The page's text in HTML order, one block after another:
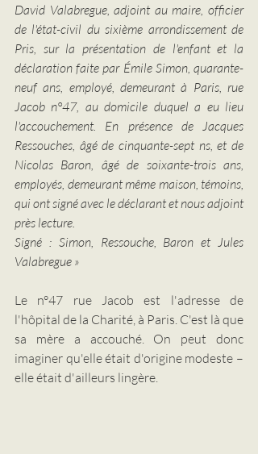
David Valabregue, adjoint au maire, officier
de l'état-civil du sixième arrondissement de
Pris, sur la présentation de l'enfant et la
déclaration faite par Émile Simon, quarante-
neuf ans, employé, demeurant à Paris, rue
Jacob n°47, au domicile duquel a eu lieu
l'accouchement. En présence de Jacques
Ressouches, âgé de cinquante-sept ns, et de
Nicolas Baron, âgé de soixante-trois ans,
employés, demeurant même maison, témoins,
qui ont signé avec le déclarant et nous adjoint
près lecture.
Signé : Simon, Ressouche, Baron et Jules
Valabregue »
Le n°47 rue Jacob est l'adresse de
l'hôpital de la Charité, à Paris. C'est là que
sa mère a accouché. On peut donc
imaginer qu'elle était d'origine modeste –
elle était d'ailleurs lingère.